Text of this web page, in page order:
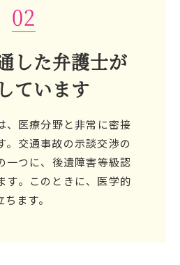
02
した弁護士が
ています
、医療分野と非常に密接
。交通事故の示談交渉の
一つに、後遺障害等級認
す。このときに、医学的
ます。